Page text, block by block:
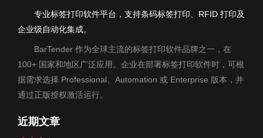
专业标签打印软件平台，支持条码标签打印、RFID 打印及
企业级自动化集成。
BarTender 作为全球主流的标签打印软件品牌之一，在
100+ 国家和地区广泛应用。企业在部署标签打印软件时，可根
据需求选择 Professional、Automation 或 Enterprise 版本，并
通过正版授权激活运行。
近期文章